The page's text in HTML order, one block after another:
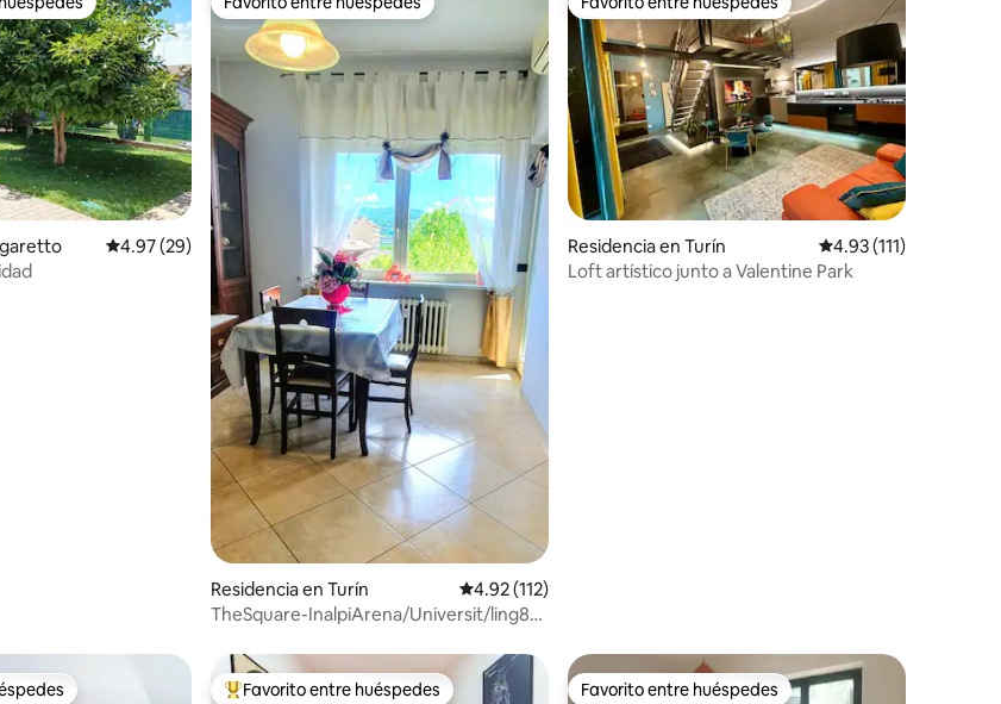
234 evaluaciones
entre huéspedes
Calificación promedio: 4.97 de 5; 29 evaluaciones
4.97 (29)
Favorito entre huéspedes
Residencia en Turín Calificación promedio: 4.92 de 5; 112 evaluaciones
4.92 (112)
TheSquare-InalpiArena/Universit/ling8
Favorito entre huéspedes
Residencia en Turín Calificación promedio:
4.93 (111)
Loft artístico junto a Valentine Park
De los mejores en Favorito entre huéspedes
Favorito entre huéspedes Favorito entre huéspedes
Favorito entre huéspedes